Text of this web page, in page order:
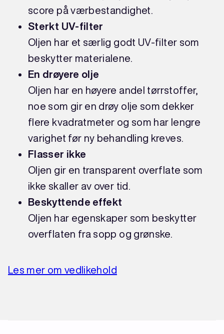
score på værbestandighet.
Sterkt UV-filter
Oljen har et særlig godt UV-filter som
beskytter materialene.
En drøyere olje
Oljen har en høyere andel tørrstoffer,
noe som gir en drøy olje som dekker
flere kvadratmeter og som har lengre
varighet før ny behandling kreves.
Flasser ikke
Oljen gir en transparent overflate som
ikke skaller av over tid.
Beskyttende effekt
Oljen har egenskaper som beskytter
overflaten fra sopp og grønske.
Les mer om vedlikehold